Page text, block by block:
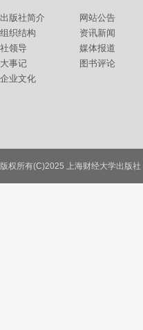
出版社简介
组织结构
社领导
大事记
企业文化
网站公告
资讯新闻
媒体报道
图书评论
联系我们
版权所有(C)2025 上海财经大学出版社